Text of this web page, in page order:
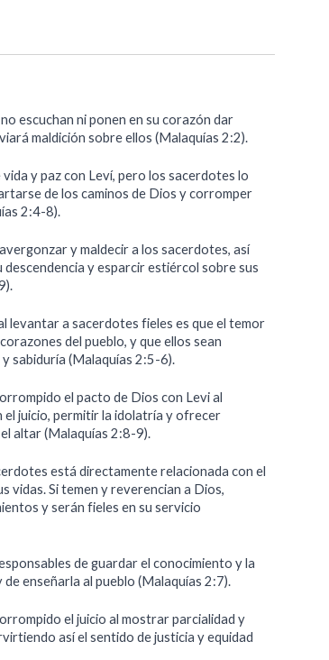
escuchan ni ponen en su corazón dar
maldición sobre ellos (Malaquías 2:2).
y paz con Leví, pero los sacerdotes lo
de los caminos de Dios y corromper
2:4-8).
y maldecir a los sacerdotes, así
descendencia y esparcir estiércol sobre sus
levantar a sacerdotes fieles es que el temor
del pueblo, y que ellos sean
sabiduría (Malaquías 2:5-6).
el pacto de Dios con Levi al
el juicio, permitir la idolatría y ofrecer
altar (Malaquías 2:8-9).
está directamente relacionada con el
vidas. Si temen y reverencian a Dios,
y serán fieles en su servicio
de guardar el conocimiento y la
de enseñarla al pueblo (Malaquías 2:7).
el juicio al mostrar parcialidad y
así el sentido de justicia y equidad